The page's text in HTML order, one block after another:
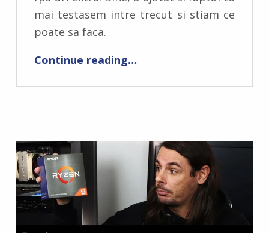
mai testasem intre trecut si stiam ce
poate sa faca.
Continue reading“Am trecut la AMD Ryzen 5 5600X”
…